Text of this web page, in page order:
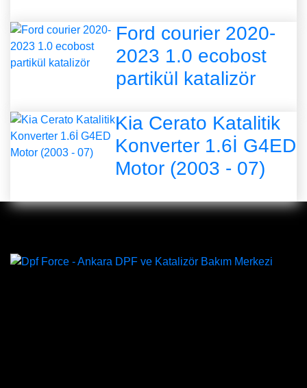
Ford courier 2020-
2023 1.0 ecobost
partikül katalizör
Kia Cerato Katalitik
Konverter 1.6İ G4ED
Motor (2003 - 07)